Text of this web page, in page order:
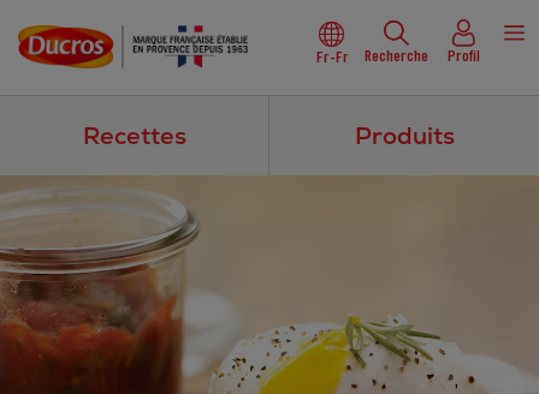
Fr-Fr Recherche Profil
Recettes Produits